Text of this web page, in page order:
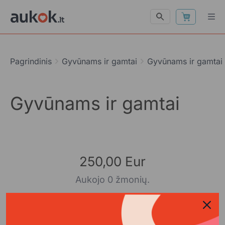
Pagrindinis Gyvūnams ir gamtai Gyvūnams ir gamtai
Gyvūnams ir gamtai
250,00 Eur
Aukojo 0 žmonių.